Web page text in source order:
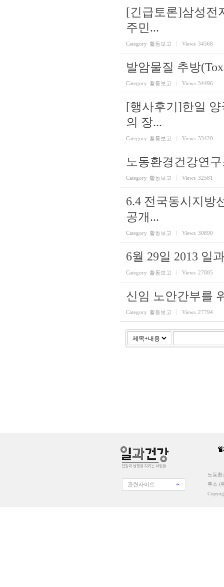
[긴급토론]삼성전
주민...
Category 활동보고 Views 34568
발암물질 추방
Category 활동보고 Views 34496
[행사후기]한일
의 장...
Category 활동보고 Views 33420
노동환경건강연
Category 활동보고 Views 32581
6.4 전국동시지방
공개...
Category 활동보고 Views 30890
6월 29일 2013 일
Category 활동보고 Views 27885
신임 노안간부를
Category 활동보고 Views 27794
관련사이트
노동환
주소 (